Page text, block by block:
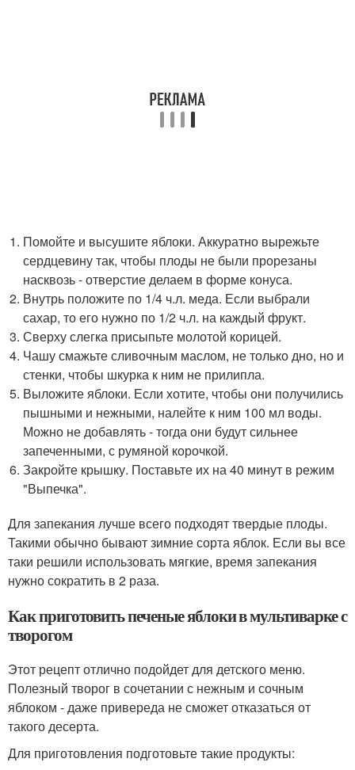
Помойте и высушите яблоки. Аккуратно вырежьте
сердцевину так, чтобы плоды не были прорезаны
насквозь - отверстие делаем в форме конуса.
Внутрь положите по 1/4 ч.л. меда. Если выбрали
сахар, то его нужно по 1/2 ч.л. на каждый фрукт.
Сверху слегка присыпьте молотой корицей.
Чашу смажьте сливочным маслом, не только дно, но и
стенки, чтобы шкурка к ним не прилипла.
Выложите яблоки. Если хотите, чтобы они получились
пышными и нежными, налейте к ним 100 мл воды.
Можно не добавлять - тогда они будут сильнее
запеченными, с румяной корочкой.
Закройте крышку. Поставьте их на 40 минут в режим
"Выпечка".
Для запекания лучше всего подходят твердые плоды.
Такими обычно бывают зимние сорта яблок. Если вы все
таки решили использовать мягкие, время запекания
нужно сократить в 2 раза.
Как приготовить печеные яблоки в мультиварке с
творогом
Этот рецепт отлично подойдет для детского меню.
Полезный творог в сочетании с нежным и сочным
яблоком - даже привереда не сможет отказаться от
такого десерта.
Для приготовления подготовьте такие продукты: